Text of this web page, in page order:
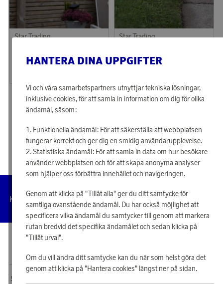
Star Trading
Solcellsslinga Sunlight
12 660 poäng
Star Trading
4 270 poäng
HANTERA DINA UPPGIFTER
Vi och våra samarbetspartners utnyttjar tekniska lösningar,
inklusive cookies, för att samla in information om dig för olika
ändamål, såsom:
Funktionella ändamål: För att säkerställa att webbplatsen
fungerar korrekt och ger dig en smidig användarupplevelse.
Statistiska ändamål: För att samla in data om hur besökare
använder webbplatsen och för att skapa anonyma analyser
som hjälper oss förbättra innehållet och navigeringen.
Genom att klicka på "Tillåt alla" ger du ditt samtycke för
samtliga ovanstående ändamål. Du har också möjlighet att
specificera vilka ändamål du samtycker till genom att markera
rutan bredvid det specifika ändamålet och sedan klicka på
"Tillåt urval".
Om du vill ändra ditt samtycke kan du när som helst göra det
genom att klicka på "Hantera cookies" längst ner på sidan.
Kundservice Villkor Integritetspolicy
Hantera
cookies
© 2026 Scandinavian Airlines System-Denmark-Norway-Sweden, org.nr
SAS EuroBonus webbshop drivs av Awardit CLS AB. Copyright © 2026 Awardit